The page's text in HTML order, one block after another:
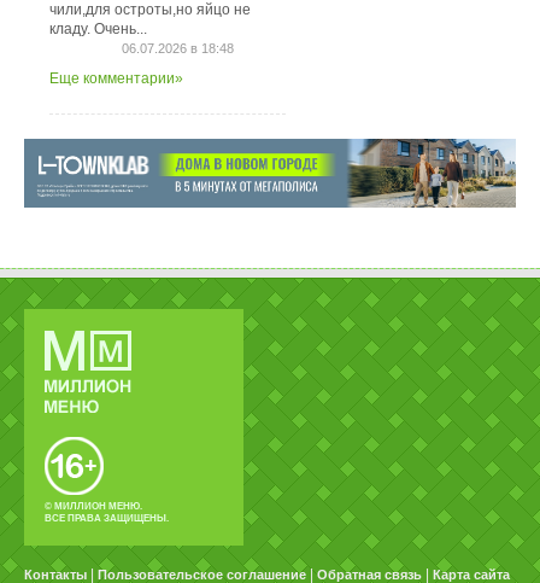
чили,для остроты,но яйцо не
кладу. Очень...
06.07.2026 в 18:48
Еще комментарии»
© МИЛЛИОН МЕНЮ.
ВСЕ ПРАВА ЗАЩИЩЕНЫ.
Контакты Пользовательское соглашение Обратная связь Карта сайта